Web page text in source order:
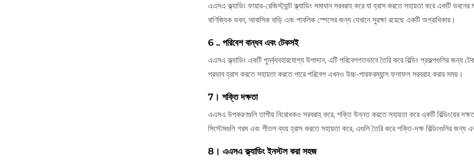
এএসএ ক্ল্যাডিং ফায়ার-রেজিস্ট্যান্ট ক্ল্যাডিং সমাধান সরবরাহ করে যা হ্রাস করতে সহায়তা করে একটি
বাণিজ্যিক ভবন, আবাসিক বাড়ি এবং পাবলিক স্পেসের জন্য যেখানে সুরক্ষা রয়েছে একটি অগ্রাধিকার।
6 .. পরিবেশ বান্ধব এবং টেকসই
এএসএ ক্ল্যাডিং একটি পুনর্ব্যবহারযোগ্য উপাদান, এটি পরিবেশগতভাবে তৈরি করে বিল্ডিং প্রকল্পগুলির জন্য
প্রভাব হ্রাস করতে সহায়তা করতে পারে পরিবেশ এখনও উচ্চ-পারফরম্যান্স ফলাফল সরবরাহ করার সময়।
7। শক্তি দক্ষতা
এএসএ উপকরণগুলি তাপীয় নিরোধকও সরবরাহ করে, শক্তি উন্নত করতে সহায়তা করে একটি বিল্ডিংয়ের
সিস্টেমগুলি গরম এবং শীতল ব্যয় হ্রাস করতে সহায়তা করে, এগুলি তৈরি করে শক্তি-দক্ষ বিল্ডিংগুলির জন্য
8। এএসএ ক্ল্যাডিং ইনস্টল করা সহজ